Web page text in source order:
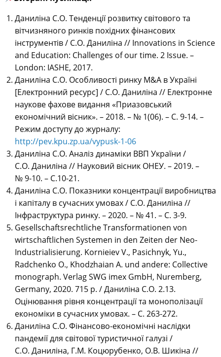
Даниліна С.О. Тенденції розвитку світового та
вітчизняного ринків похідних фінансових
інструментів / С.О. Даниліна // Innovations in Science
and Education: Challenges of our time. 2 Issue. –
London: IASHE, 2017.
Даниліна С.О. Особливості ринку M&A в Україні
[Електронний ресурс] / С.О. Даниліна // Електронне
наукове фахове видання «Приазовський
економічний вісник». – 2018. – № 1(06). – С. 9-14. –
Режим доступу до журналу:
http://pev.kpu.zp.ua/vypusk-1-06
Даниліна С.О. Аналіз динаміки ВВП України /
С.О. Даниліна // Науковий вісник ОНЕУ. – 2019. –
№ 9-10. – С.10-21.
Даниліна С.О. Показники концентрації виробництва
і капіталу в сучасних умовах / С.О. Даниліна //
Інфраструктура ринку. – 2020. – № 41. – С. 3-9.
Gesellschaftsrechtliche Transformationen von
wirtschaftlichen Systemen in den Zeiten der Neo-
Industrialisierung. Kornieiev V., Pasichnyk, Yu.,
Radchenko O., Khodzhaian A. und andere: Collective
monograph. Verlag SWG imex GmbH, Nuremberg,
Germany, 2020. 715 p. / Даниліна С.О. 2.13.
Оцінювання рівня концентрації та монополізації
економіки в сучасних умовах. – С. 263-272.
Даниліна С.О. Фінансово-економічні наслідки
пандемії для світової туристичної галузі /
С.О. Даниліна, Г.М. Коцюрубенко, О.В. Шикіна //